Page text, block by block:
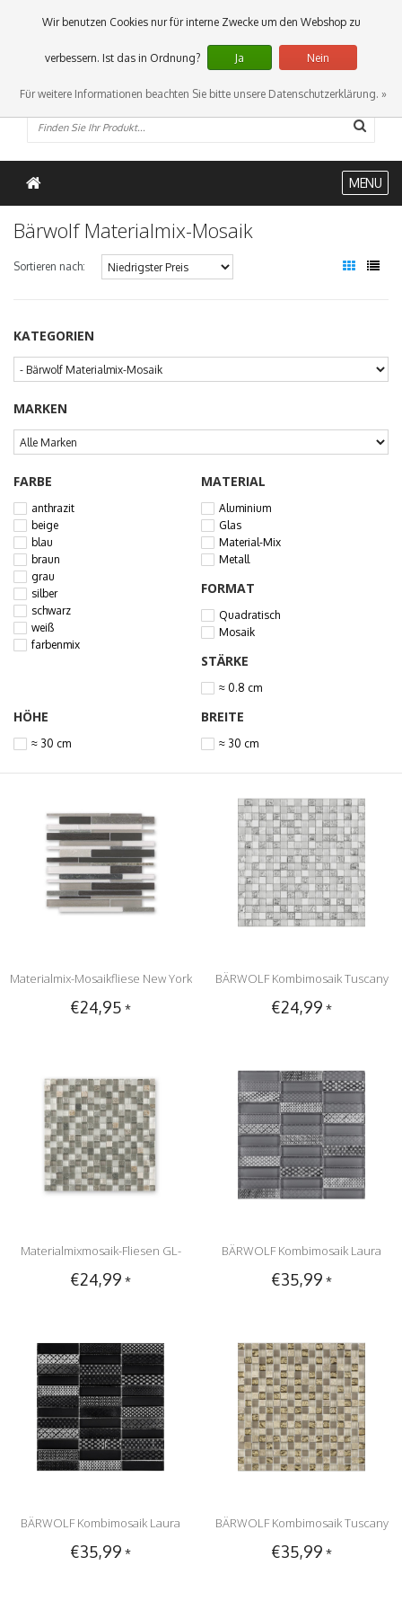
0 Artikel
MENU
Bärwolf Materialmix-Mosaik
Sortieren nach:
KATEGORIEN
MARKEN
FARBE
anthrazit
beige
blau
braun
grau
silber
schwarz
weiß
farbenmix
MATERIAL
Aluminium
Glas
Material-Mix
Metall
FORMAT
Quadratisch
Mosaik
STÄRKE
≈ 0.8 cm
HÖHE
≈ 30 cm
BREITE
≈ 30 cm
Materialmix-Mosaikfliese New York
GL-14010 grey mix
€24,95 *
BÄRWOLF Kombimosaik Tuscany
Brilliant White GL-16008 - 29,8 cm
€24,99 *
Materialmixmosaik-Fliesen GL-
15022 Tuscany white lightrustic
€24,99 *
BÄRWOLF Kombimosaik Laura
Grey GL-17003 - 29,8 cm x 29,8 cm
€35,99 *
BÄRWOLF Kombimosaik Laura
Black GL-17001 - 29,8 cm x 29,8 cm
€35,99 *
BÄRWOLF Kombimosaik Tuscany
Pompeii Brown GL-17006 - 29,8 cm
€35,99 *
Wir benutzen Cookies nur für interne Zwecke um den Webshop zu
verbessern. Ist das in Ordnung? Ja Nein
Für weitere Informationen beachten Sie bitte unsere Datenschutzerklärung. »